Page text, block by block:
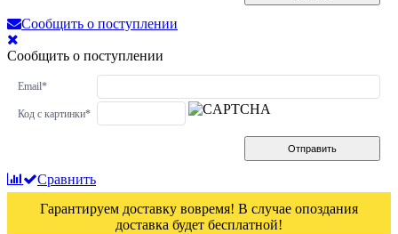
Сообщить о поступлении
Сообщить о поступлении
Email*
Код с картинки*
Отправить
Сравнить
Гарантируем доставку вовремя! В случае опоздания
доставка будет бесплатной!